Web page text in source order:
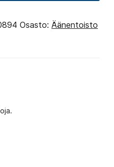
Osasto: Äänentoisto